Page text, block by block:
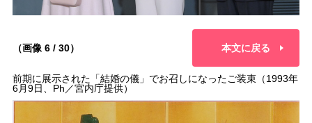
（画像 6 / 30） 本文に戻る
前期に展示された「結婚の儀」でお召しになったご装束（1993年
6月9日、Ph／宮内庁提供）